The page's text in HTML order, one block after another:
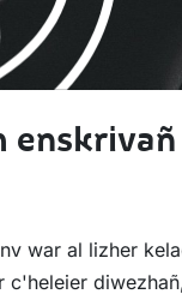
war al lizher
c'heleier